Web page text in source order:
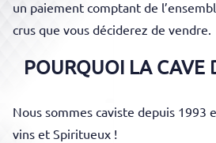
un paiement comptant de
crus que vous déciderez de vendre.
POURQUOI LA CAVE
Nous sommes caviste depuis 1993
vins et Spiritueux !